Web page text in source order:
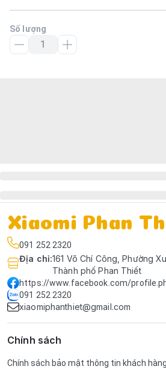
Số lượng
Xiaomi Phan
091 252 2320
Địa chỉ:161 Võ Chí Công, Phường
Thành phố Phan Thiết
https://www.facebook.com/
091 252 2320
xiaomiphanthiet@gmail.com
Chính sách
Chính sách bảo mật thông tin khách hàng